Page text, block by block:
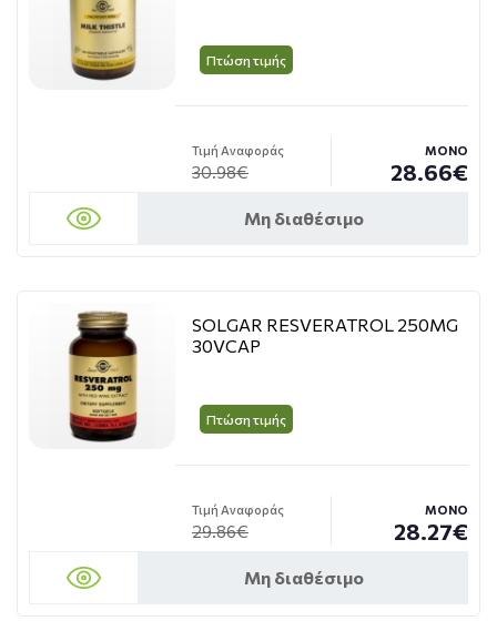
Πτώση τιμής
Τιμή Αναφοράς
30.98€
ΜΟΝΟ
28.66€
Μη διαθέσιμο
SOLGAR RESVERATROL 250MG
30VCAP
Πτώση τιμής
Τιμή Αναφοράς
29.86€
ΜΟΝΟ
28.27€
Μη διαθέσιμο